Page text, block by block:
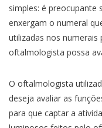
simples: é preocupante
enxergam o numeral
utilizadas nos
oftalmologista possa
O oftalmologista
deseja avaliar as
para que captar a